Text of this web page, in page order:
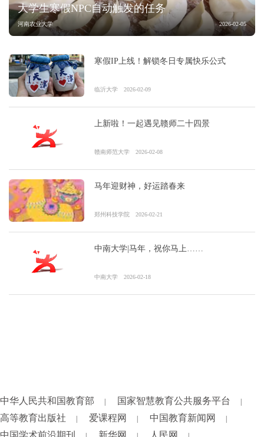
大学生寒假NPC自动触发的任务
河南农业大学 2026-02-05
寒假IP上线！解锁冬日专属快乐公式
临沂大学 2026-02-09
上新啦！一起遇见赣师二十四景
赣南师范大学 2026-02-08
马年迎财神，好运踏春来
郑州科技学院 2026-02-21
中南大学|马年，祝你马上……
中南大学 2026-02-18
中华人民共和国教育部 国家智慧教育公共服务平台
高等教育出版社 爱课程网 中国教育新闻网